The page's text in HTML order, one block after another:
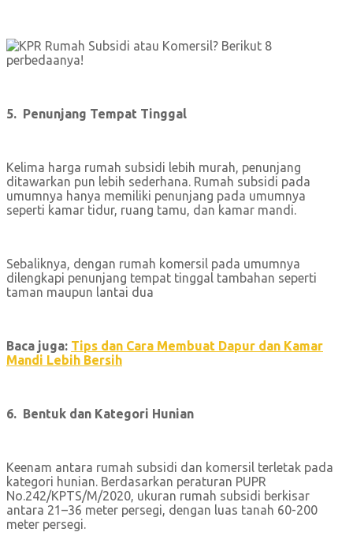
5. Penunjang Tempat Tinggal
Kelima harga rumah subsidi lebih murah, penunjang
ditawarkan pun lebih sederhana. Rumah subsidi pada
umumnya hanya memiliki penunjang pada umumnya
seperti kamar tidur, ruang tamu, dan kamar mandi.
Sebaliknya, dengan rumah komersil pada umumnya
dilengkapi penunjang tempat tinggal tambahan seperti
taman maupun lantai dua
Baca juga: Tips dan Cara Membuat Dapur dan Kamar
Mandi Lebih Bersih
6. Bentuk dan Kategori Hunian
Keenam antara rumah subsidi dan komersil terletak pada
kategori hunian. Berdasarkan peraturan PUPR
No.242/KPTS/M/2020, ukuran rumah subsidi berkisar
antara 21–36 meter persegi, dengan luas tanah 60-200
meter persegi.